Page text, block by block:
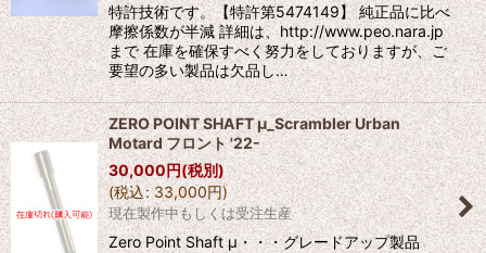
特許技術です。【特許第5474149】 純正品に比べ
摩擦係数が半減 詳細は、http://www.peo.nara.jp
まで 在庫を確保すべく努力をしておりますが、ご
要望の多い製品は欠品し…
ZERO POINT SHAFT μ_Scrambler Urban
Motard フロント '22-
30,000円(税別)
(税込: 33,000円)
現在製作中もしくは受注生産
Zero Point Shaft μ・・・グレードアップ製品